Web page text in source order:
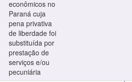
econômicos no
Paraná cuja
pena privativa
de liberdade foi
substituída por
prestação de
serviços e/ou
pecuniária